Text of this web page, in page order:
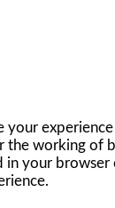
the working of
in your